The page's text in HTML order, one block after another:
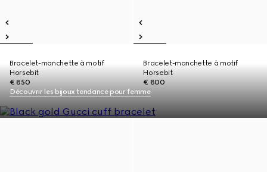
Bracelet-manchette à motif
Horsebit
€ 850
Bracelet-manchette à motif
Horsebit
€ 800
Découvrir les bijoux tendance pour femme